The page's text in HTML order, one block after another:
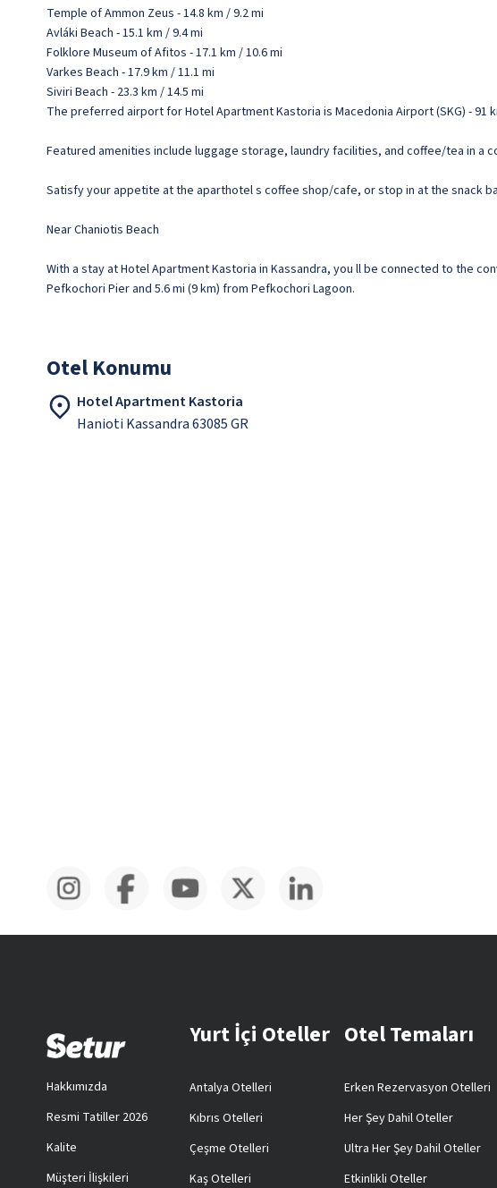
Temple of Ammon Zeus - 14.8 km / 9.2 mi
Avláki Beach - 15.1 km / 9.4 mi
Folklore Museum of Afitos - 17.1 km / 10.6 mi
Varkes Beach - 17.9 km / 11.1 mi
Siviri Beach - 23.3 km / 14.5 mi
The preferred airport for Hotel Apartment Kastoria is Macedonia Airport (SKG) - 91
Featured amenities include luggage storage, laundry facilities, and coffee/tea in a
Satisfy your appetite at the aparthotel s coffee shop/cafe, or stop in at the snack
Near Chaniotis Beach
With a stay at Hotel Apartment Kastoria in Kassandra, you ll be connected to the
Pefkochori Pier and 5.6 mi (9 km) from Pefkochori Lagoon.
Otel Konumu
Hotel Apartment Kastoria
Hanioti Kassandra 63085 GR
Hakkımızda
Resmi Tatiller 2026
Kalite
Müşteri İlişkileri
Yurt İçi Oteller
Antalya Otelleri
Kıbrıs Otelleri
Çeşme Otelleri
Kaş Otelleri
Otel Temaları
Erken Rezervasyon Otelleri
Her Şey Dahil Oteller
Ultra Her Şey Dahil Oteller
Etkinlikli Oteller